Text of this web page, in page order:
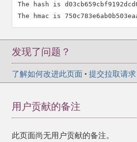
The hash is
发现了问题？
了解如何改进此页面 • 提交拉取请求
用户贡献的备注
此页面尚无用户贡献的备注。